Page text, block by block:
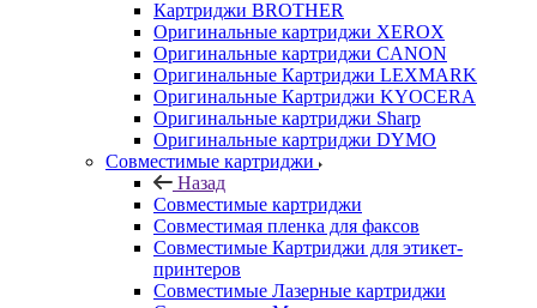
Картриджи BROTHER
Оригинальные картриджи XEROX
Оригинальные картриджи CANON
Оригинальные Картриджи LEXMARK
Оригинальные Картриджи KYOCERA
Оригинальные картриджи Sharp
Оригинальные картриджи DYMO
Совместимые картриджи
Назад
Совместимые картриджи
Совместимая пленка для факсов
Совместимые Картриджи для этикет-
принтеров
Совместимые Лазерные картриджи